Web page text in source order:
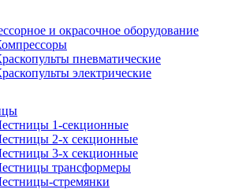
и окрасочное оборудование
пневматические
электрические
1-секционные
2-х секционные
3-х секционные
трансформеры
стремянки